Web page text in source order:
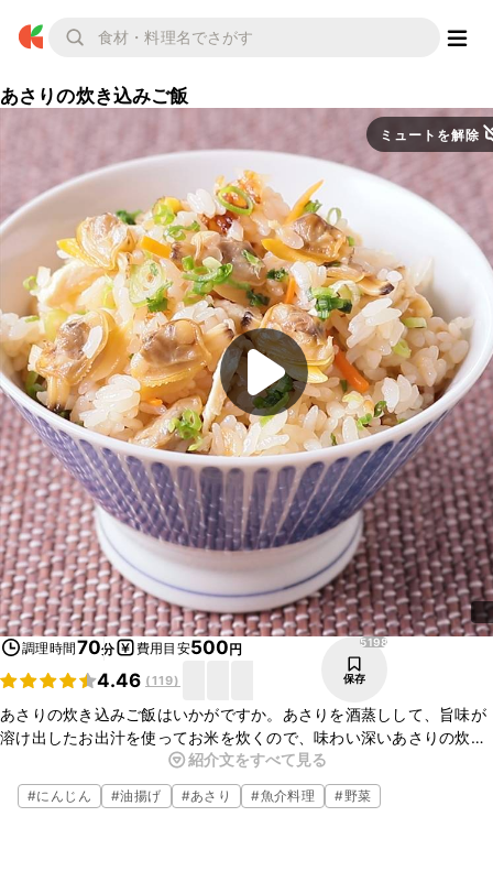
あさりの炊き込みご飯
ミュートを解除
調理時間70分 費用目安500円
4.46 (119)
5198
保存
あさりの炊き込みご飯はいかがですか。あさりを酒蒸しして、旨味が
溶け出したお出汁を使ってお米を炊くので、味わい深いあさりの炊き
込みご飯に仕上がります。少し手間はかかりますが、とっても美味し
いのでぜひ作ってみてください。
紹介文をすべて見る
#にんじん #油揚げ #あさり #魚介料理 #野菜